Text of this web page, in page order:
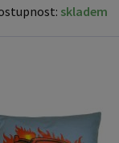
skladem